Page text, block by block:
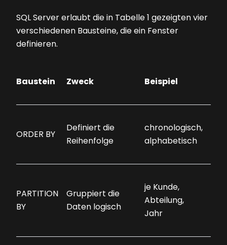
SQL Server erlaubt die in Tabelle 1 gezeigten vier
verschiedenen Bausteine, die ein Fenster
definieren.
Baustein Zweck Beispiel
ORDER BY
Definiert die
Reihenfolge
chronologisch,
alphabetisch
PARTITION
BY
Gruppiert die
Daten logisch
je Kunde,
Abteilung,
Jahr